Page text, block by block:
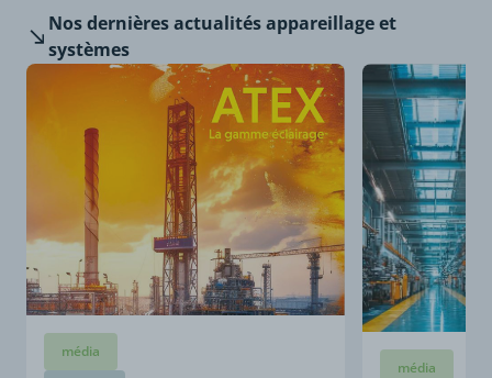
Nos dernièresactualités appareillage et
systèmes
média
média